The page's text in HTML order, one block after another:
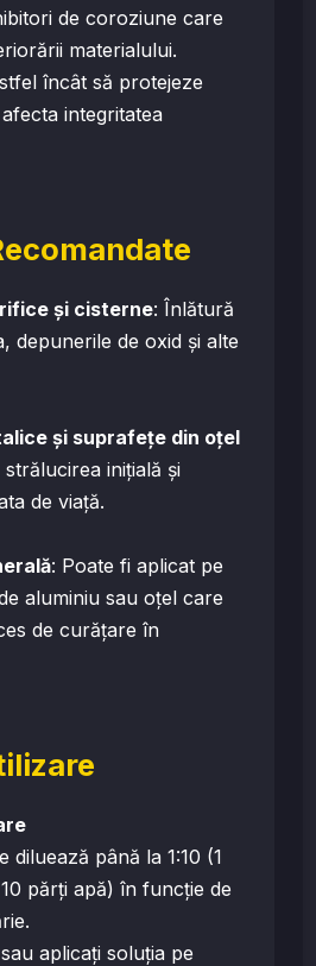
de coroziune care
materialului.
încât să protejeze
integritatea
și cisterne: Înlătură
depunerile de oxid și alte
și suprafețe din oțel
strălucirea inițială și
de viață.
: Poate fi aplicat pe
aluminiu sau oțel care
de curățare în
până la 1:10 (1
părți apă) în funcție de
aplicați soluția pe